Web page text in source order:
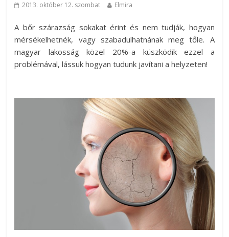
2013. október 12. szombat Elmira
A bőr szárazság sokakat érint és nem tudják, hogyan
mérsékelhetnék, vagy szabadulhatnának meg tőle. A
magyar lakosság közel 20%-a küszködik ezzel a
problémával, lássuk hogyan tudunk javítani a helyzeten!